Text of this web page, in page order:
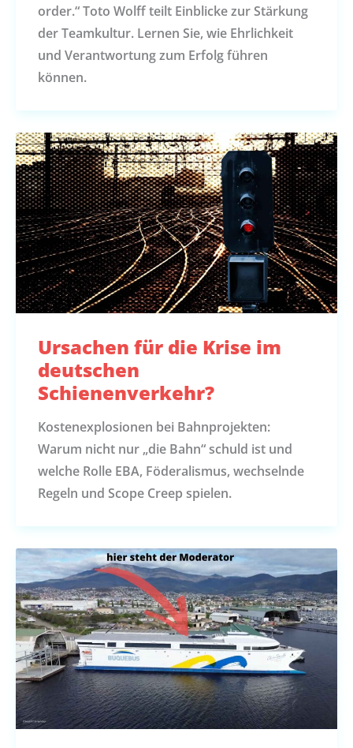
order.“ Toto Wolff teilt Einblicke zur Stärkung
der Teamkultur. Lernen Sie, wie Ehrlichkeit
und Verantwortung zum Erfolg führen
können.
Ursachen für die Krise im
deutschen
Schienenverkehr?
Kostenexplosionen bei Bahnprojekten:
Warum nicht nur „die Bahn“ schuld ist und
welche Rolle EBA, Föderalismus, wechselnde
Regeln und Scope Creep spielen.